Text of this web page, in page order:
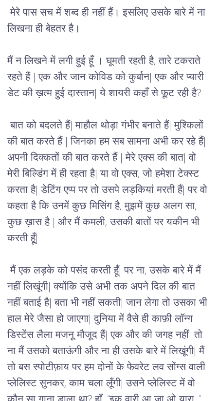
मेरे पास सच में शब्द ही नहीं हैं। इसलिए उसके बारे में ना
लिखना ही बेहतर है।
मैं न लिखने में लगी हुई हूँ । घूमती रहती है, तारे टकराते
रहते हैं | एक और जान कोविड को कुर्बान| एक और प्यारी
डेट की ख़त्म हुई दास्तान| ये शायरी कहाँ से फ़ूट रही है?
बात को बदलते हैं| माहौल थोड़ा गंभीर बनाते हैं| मुश्किलों
की बात करते हैं | जिनका हम सब सामना अभी कर रहे हैं|
अपनी दिक्कतों की बात करते हैं | मेरे एक्स की बात| वो
मेरी बिल्डिंग में ही रहता है| या वो एक्स, जो हमेशा टेक्स्ट
करता है| डेटिंग एप्प पर तो उसपे लड़कियां मरती हैं| पर वो
कहता है कि उनमें कुछ मिसिंग है, मुझमें कुछ अलग सा,
कुछ ख़ास है | और मैं कमली, उसकी बातों पर यकीन भी
करती हूँ|
मैं एक लड़के को पसंद करती हूँ| पर ना, उसके बारे में मैं
नहीं लिखूंगी| क्योंकि उसे अभी तक अपने दिल की बात
नहीं बताई है| बता भी नहीं सकती| जान लेगा तो उसका भी
हाल मेरे जैसा हो जाएगा| दुनिया में वैसे ही काफ़ी लॉन्ग
डिस्टेंस लैला मजनू मौजूद हैं| एक और की जगह नहीं| तो
ना मैं उसको बताऊंगी और ना ही उसके बारे में लिखूंगी| मैं
तो बस स्पोटीफ़ाय पर हम दोनों के फेवरेट लव सोंग्स वाली
प्लेलिस्ट सुनकर, काम चला लूँगी| उसने प्लेलिस्ट में वो